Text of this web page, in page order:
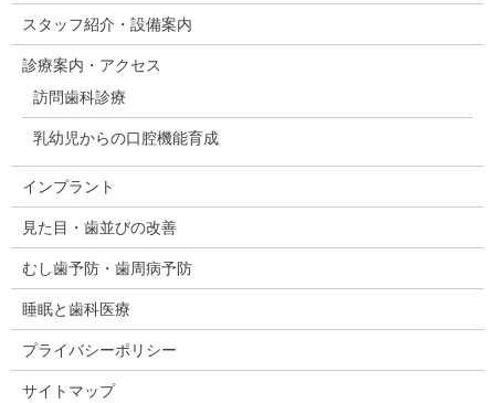
スタッフ紹介・設備案内
診療案内・アクセス
訪問歯科診療
乳幼児からの口腔機能育成
インプラント
見た目・歯並びの改善
むし歯予防・歯周病予防
睡眠と歯科医療
プライバシーポリシー
サイトマップ